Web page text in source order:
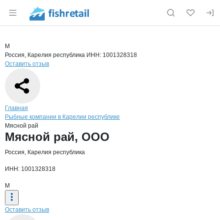
Раздел навигации по сайту fishretail.ru
Страница компании
Страница компании
Краткая информация о компании
М
Россия, Карелия республика ИНН: 1001328318
Оставить отзыв
Навигация по сайту
Главная
Рыбные компании в Карелии республике
Мясной рай
Основная информация о компании
Мясной рай, ООО
Россия, Карелия республика
ИНН: 1001328318
М
Оставить отзыв